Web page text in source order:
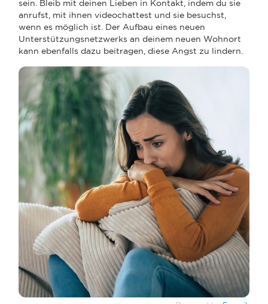
sein. Bleib mit deinen Lieben in Kontakt, indem du sie
anrufst, mit ihnen videochattest und sie besuchst,
wenn es möglich ist. Der Aufbau eines neuen
Unterstützungsnetzwerks an deinem neuen Wohnort
kann ebenfalls dazu beitragen, diese Angst zu lindern.